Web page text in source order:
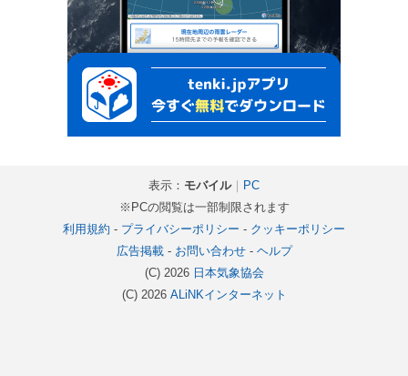
表示： モバイル｜ PC
※PCの閲覧は一部制限されます
利用規約 - プライバシーポリシー - クッキーポリシー
広告掲載- お問い合わせ- ヘルプ
(C) 2026 日本気象協会
(C) 2026 ALiNKインターネット